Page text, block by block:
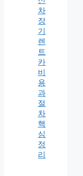
차
장
기
렌
트
카
비
용
과
절
차
핵
심
정
리